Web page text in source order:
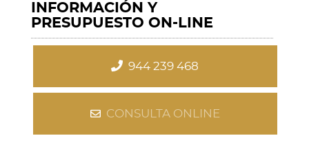
INFORMACIÓN Y
PRESUPUESTO ON-LINE
944 239 468
CONSULTA ONLINE